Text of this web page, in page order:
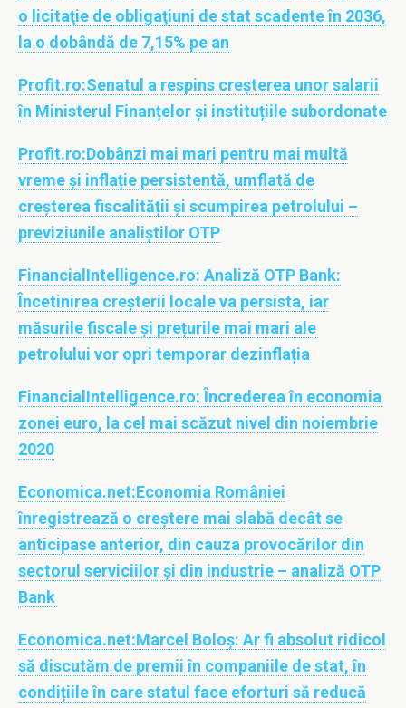
o licitaţie de obligaţiuni de stat scadente în 2036,
la o dobândă de 7,15% pe an
Profit.ro:Senatul a respins creșterea unor salarii
în Ministerul Finanțelor și instituțiile subordonate
Profit.ro:Dobânzi mai mari pentru mai multă
vreme și inflație persistentă, umflată de
creșterea fiscalității și scumpirea petrolului –
previziunile analiștilor OTP
FinancialIntelligence.ro: Analiză OTP Bank:
Încetinirea creșterii locale va persista, iar
măsurile fiscale și prețurile mai mari ale
petrolului vor opri temporar dezinflația
FinancialIntelligence.ro: Încrederea în economia
zonei euro, la cel mai scăzut nivel din noiembrie
2020
Economica.net:Economia României
înregistrează o creştere mai slabă decât se
anticipase anterior, din cauza provocărilor din
sectorul serviciilor şi din industrie – analiză OTP
Bank
Economica.net:Marcel Boloş: Ar fi absolut ridicol
să discutăm de premii în companiile de stat, în
condițiile în care statul face eforturi să reducă